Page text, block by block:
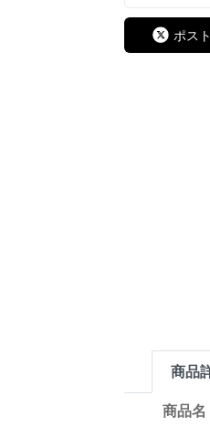
ポス
商品
商品名